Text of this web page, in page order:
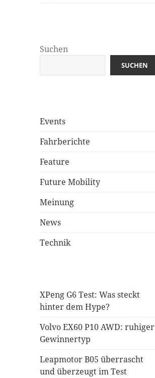
Suchen
SUCHEN
Events
Fahrberichte
Feature
Future Mobility
Meinung
News
Technik
XPeng G6 Test: Was steckt
hinter dem Hype?
Volvo EX60 P10 AWD: ruhiger
Gewinnertyp
Leapmotor B05 überrascht
und überzeugt im Test